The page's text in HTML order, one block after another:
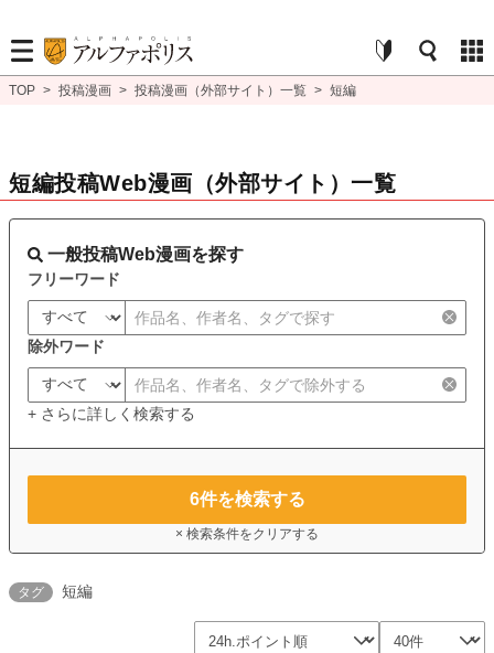
TOP > 投稿漫画 > 投稿漫画（外部サイト）一覧 > 短編
短編投稿Web漫画（外部サイト）一覧
一般投稿Web漫画を探す
フリーワード
除外ワード
+ さらに詳しく検索する
6件を検索する
× 検索条件をクリアする
タグ 短編